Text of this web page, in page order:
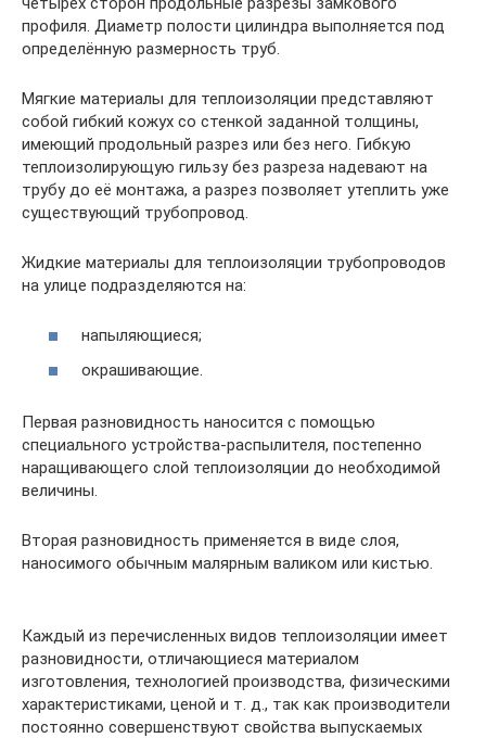
профиля. Диаметр полости цилиндра выполняется под
определённую размерность труб.
Мягкие материалы для теплоизоляции представляют
собой гибкий кожух со стенкой заданной толщины,
имеющий продольный разрез или без него. Гибкую
теплоизолирующую гильзу без разреза надевают на
трубу до её монтажа, а разрез позволяет утеплить уже
существующий трубопровод.
Жидкие материалы для теплоизоляции трубопроводов
на улице подразделяются на:
напыляющиеся;
окрашивающие.
Первая разновидность наносится с помощью
специального устройства-распылителя, постепенно
наращивающего слой теплоизоляции до необходимой
величины.
Вторая разновидность применяется в виде слоя,
наносимого обычным малярным валиком или кистью.
Каждый из перечисленных видов теплоизоляции имеет
разновидности, отличающиеся материалом
изготовления, технологией производства, физическими
характеристиками, ценой и т. д., так как производители
постоянно совершенствуют свойства выпускаемых